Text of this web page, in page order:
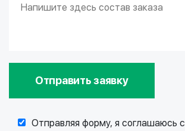
Отправить заявку
Отправляя форму, я соглашаюсь с